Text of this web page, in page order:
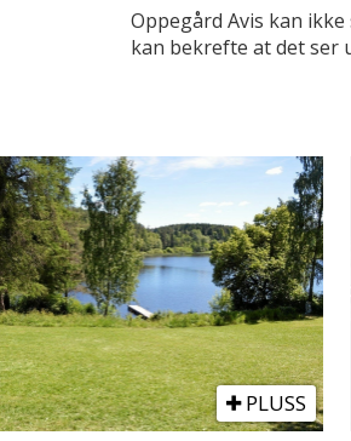
Oppegård Avis kan
kan bekrefte at det ser
PLUSS